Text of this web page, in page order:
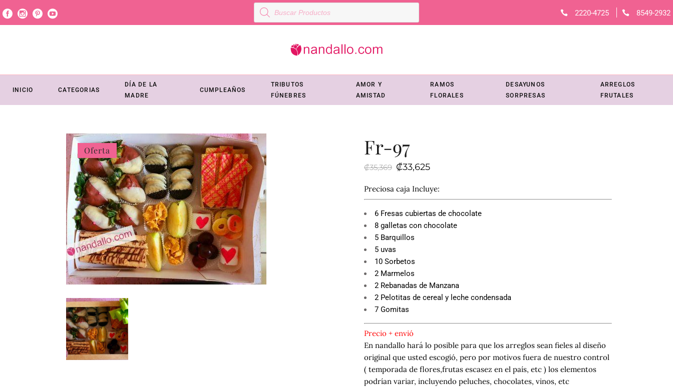
Búsqueda
productos
2220-4725 8549-2932
INICIO CATEGORIAS
DÍA DE LA
MADRE
CUMPLEAÑOS
TRIBUTOS
FÚNEBRES
AMOR Y
AMISTAD
RAMOS
FLORALES
DESAYUNOS
SORPRESAS
ARREGLOS
FRUTALES
Oferta Fr-97
₡35,369 El
precio
era:
₡35,369.
₡33,625El
es:
₡33,625.
Preciosa caja Incluye:
6 Fresas cubiertas de chocolate
8 galletas con chocolate
5 Barquillos
5 uvas
10 Sorbetos
2 Marmelos
2 Rebanadas de Manzana
2 Pelotitas de cereal y leche condensada
7 Gomitas
Precio + envió
En nandallo hará lo posible para que los arreglos sean fieles al diseño
original que usted escogió, pero por motivos fuera de nuestro control
( temporada de flores,frutas escasez en el país, etc ) los elementos
podrían variar, incluyendo peluches, chocolates, vinos, etc